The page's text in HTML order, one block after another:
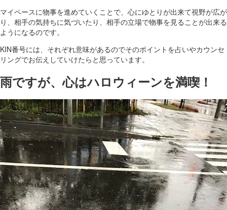
マイペースに物事を進めていくことで、心にゆとりが出来て視野が広が
り、相手の気持ちに気づいたり、相手の立場で物事を見ることが出来る
ようになるのです。
KIN番号には、それぞれ意味があるのでそのポイントを占いやカウンセ
リングでお伝えしていけたらと思っています。
雨ですが、心はハロウィーンを満喫！